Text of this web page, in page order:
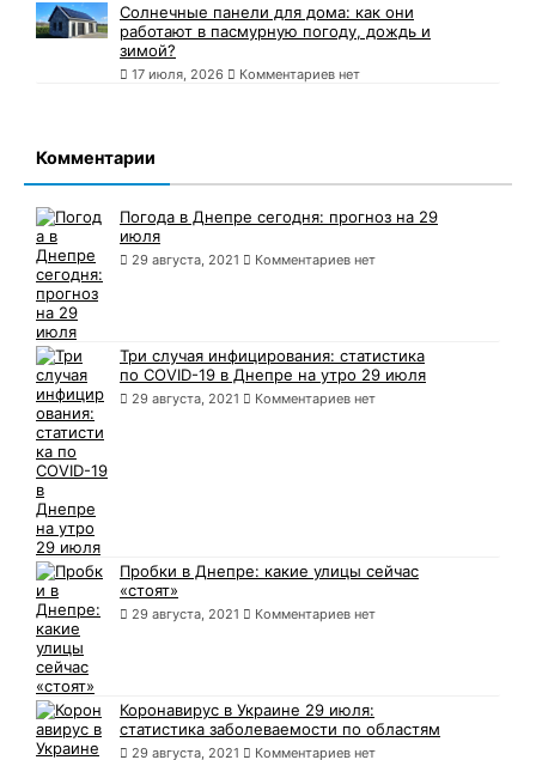
Солнечные панели для дома: как они
работают в пасмурную погоду, дождь и
зимой?
17 июля, 2026 Комментариев нет
Комментарии
Погода в Днепре сегодня: прогноз на 29
июля
29 августа, 2021 Комментариев нет
Три случая инфицирования: статистика
по COVID-19 в Днепре на утро 29 июля
29 августа, 2021 Комментариев нет
Пробки в Днепре: какие улицы сейчас
«стоят»
29 августа, 2021 Комментариев нет
Коронавирус в Украине 29 июля:
статистика заболеваемости по областям
29 августа, 2021 Комментариев нет